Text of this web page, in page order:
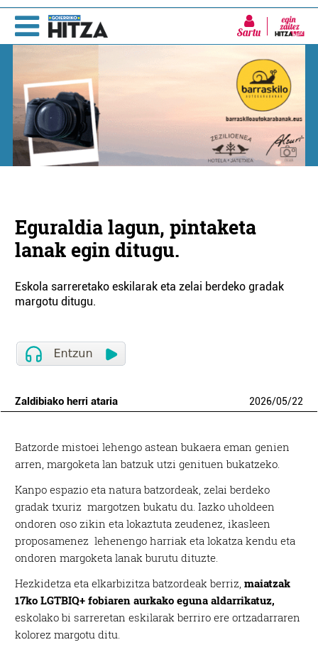
Sartu
Eguraldia lagun, pintaketa
lanak egin ditugu.
Eskola sarreretako eskilarak eta zelai berdeko gradak
margotu ditugu.
Zaldibiako herri ataria 2026/05/22
Batzorde mistoei lehengo astean bukaera eman genien
arren, margoketa lan batzuk utzi genituen bukatzeko.
Kanpo espazio eta natura batzordeak, zelai berdeko
gradak txuriz margotzen bukatu du. Iazko uholdeen
ondoren oso zikin eta lokaztuta zeudenez, ikasleen
proposamenez lehenengo harriak eta lokatza kendu eta
ondoren margoketa lanak burutu dituzte.
Hezkidetza eta elkarbizitza batzordeak berriz,maiatzak
17ko LGTBIQ+ fobiaren aurkako eguna aldarrikatuz,
eskolako bi sarreretan eskilarak berriro ere ortzadarraren
kolorez margotu ditu.